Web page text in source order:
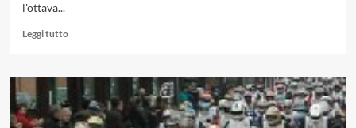
l'ottava...
Leggi tuttoLeggi
su
INCIDENTE
A
MAX